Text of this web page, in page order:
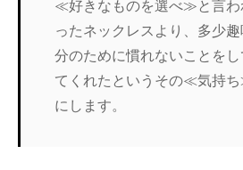
≪好きなものを選べ≫と言わ
ったネックレスより、多少
分のために慣れないことを
てくれたというその≪気持
にします。